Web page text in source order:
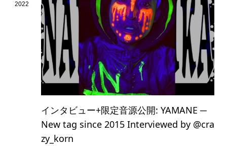
2022
インタビュー+限定音源公開: YAMANE ─
New tag since 2015 Interviewed by @cra
zy_korn